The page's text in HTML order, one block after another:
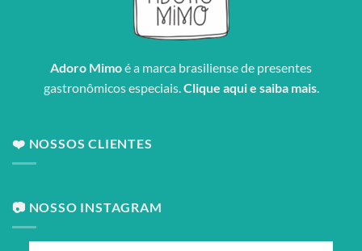
Adoro Mimoé a marca brasiliense de presentes
gastronômicos especiais. Clique aqui e saiba mais.
❤️ NOSSOS CLIENTES
📷 NOSSO INSTAGRAM